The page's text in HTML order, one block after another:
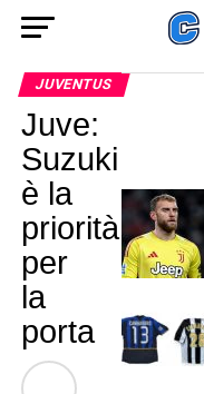
JUVENTUS
Juve:
Suzuki
è la
priorità
per
la
porta